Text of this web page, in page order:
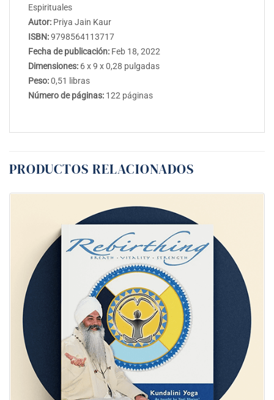
Espirituales
Autor: Priya Jain Kaur
ISBN:9798564113717
Fecha de publicación: Feb 18, 2022
Dimensiones: 6 x 9 x 0,28 pulgadas
Peso:0,51 libras
Número de páginas: 122 páginas
PRODUCTOS RELACIONADOS